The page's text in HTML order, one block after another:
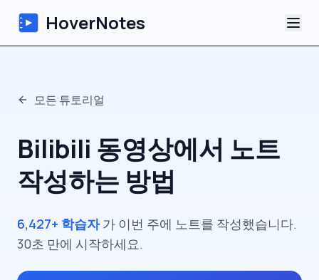
HoverNotes
AI 영상 노트
튜토리얼
소개
모든 튜토리얼
Bilibili 동영상에서 노트
작성하는 방법
6,427+ 학습자 가 이번 주에 노트를 작성했습니다.
30초 만에 시작하세요.